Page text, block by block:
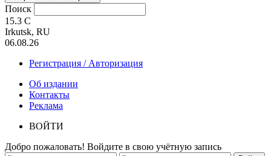
Поиск
15.3 C
Irkutsk, RU
06.08.26
Регистрация / Авторизация
Об издании
Контакты
Реклама
ВОЙТИ
Добро пожаловать! Войдите в свою учётную запись